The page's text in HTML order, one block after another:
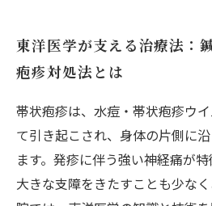
東洋医学が支える治療法：
疱疹対処法とは
帯状疱疹は、水痘・帯状疱疹ウ
て引き起こされ、身体の片側に
ます。発疹に伴う強い神経痛が
大きな支障をきたすことも少な